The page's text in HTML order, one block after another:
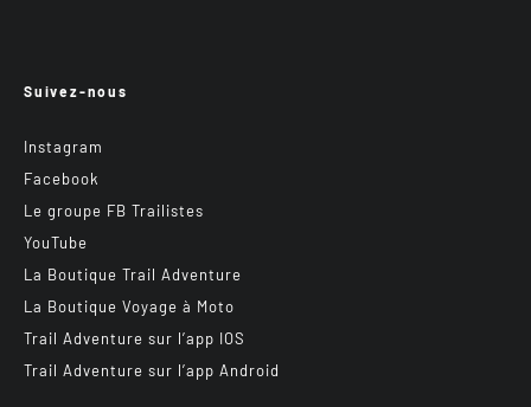
Suivez-nous
Instagram
Facebook
Le groupe FB Trailistes
YouTube
La Boutique Trail Adventure
La Boutique Voyage à Moto
Trail Adventure sur l’app IOS
Trail Adventure sur l’app Android